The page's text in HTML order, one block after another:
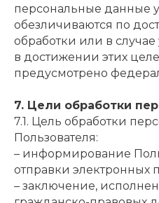
персональные данные
обезличиваются по
обработки или в
в достижении этих
предусмотрено
7. Цели обработки
7.1. Цель обработки
Пользователя:
– информирование
отправки электронных
– заключение,